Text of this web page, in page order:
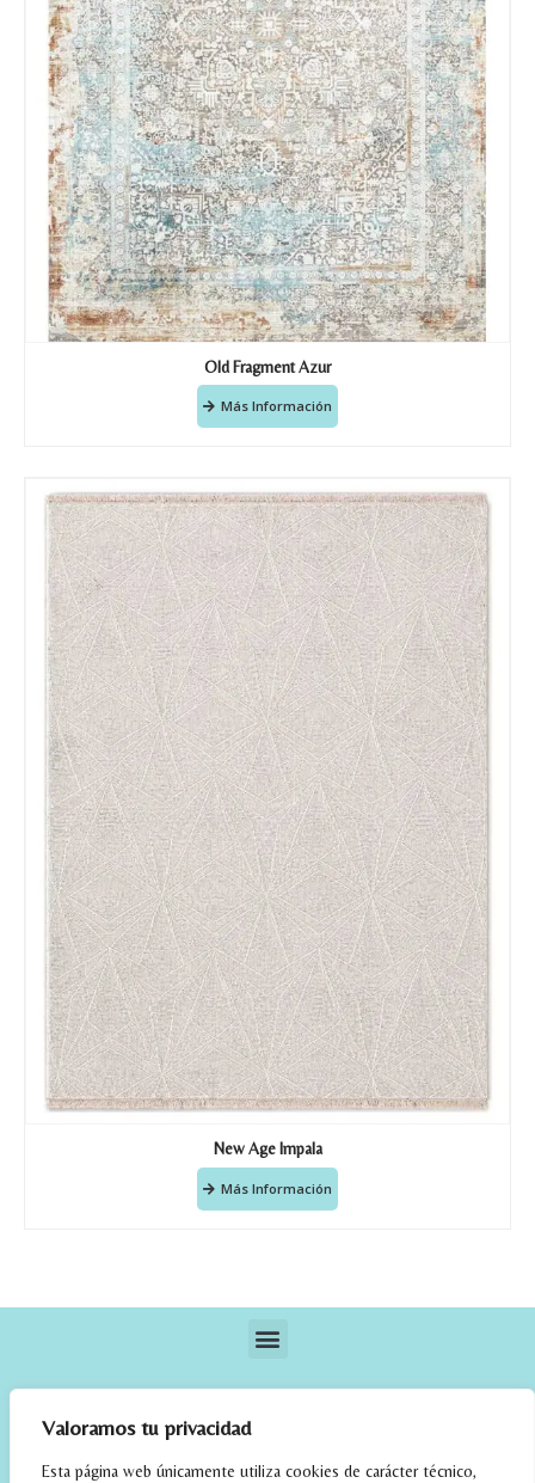
Valoramos tu privacidad
Esta página web únicamente utiliza cookies de carácter técnico,
Old Fragment Azur
Más Información
New Age Impala
Más Información